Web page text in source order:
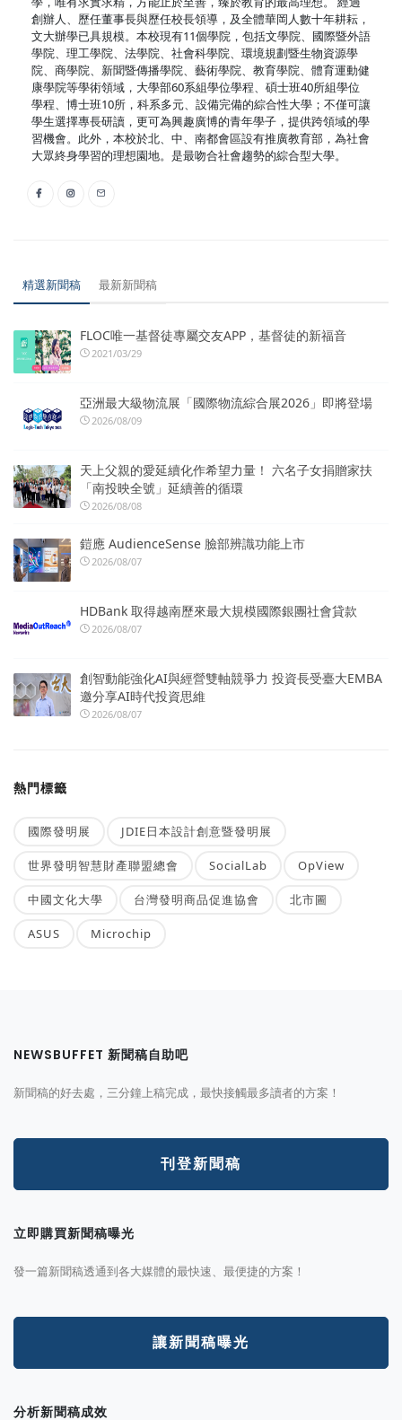
創辦人、歷任董事長與歷任校長領導，及全體華岡人數十年耕耘，
文大辦學已具規模。本校現有11個學院，包括文學院、國際暨外語
學院、理工學院、法學院、社會科學院、環境規劃暨生物資源學
院、商學院、新聞暨傳播學院、藝術學院、教育學院、體育運動健
康學院等學術領域，大學部60系組學位學程、碩士班40所組學位
學程、博士班10所，科系多元、設備完備的綜合性大學；不僅可讓
學生選擇專長研讀，更可為興趣廣博的青年學子，提供跨領域的學
習機會。此外，本校於北、中、南都會區設有推廣教育部，為社會
大眾終身學習的理想園地。是最吻合社會趨勢的綜合型大學。
精選新聞稿 最新新聞稿
FLOC唯一基督徒專屬交友APP，基督徒的新福音
2021/03/29
亞洲最大級物流展「國際物流綜合展2026」即將登場
2026/08/09
天上父親的愛延續化作希望力量！ 六名子女捐贈家扶
「南投映全號」延續善的循環
2026/08/08
鎧應 AudienceSense 臉部辨識功能上市
2026/08/07
HDBank 取得越南歷來最大規模國際銀團社會貸款
2026/08/07
創智動能強化AI與經營雙軸競爭力 投資長受臺大EMBA
邀分享AI時代投資思維
2026/08/07
熱門標籤
國際發明展 JDIE日本設計創意暨發明展
世界發明智慧財產聯盟總會 SocialLab OpView
中國文化大學 台灣發明商品促進協會 北市圖
ASUS Microchip
NEWSBUFFET 新聞稿自助吧
新聞稿的好去處，三分鐘上稿完成，最快接觸最多讀者的方案！
刊登新聞稿
立即購買新聞稿曝光
發一篇新聞稿透通到各大媒體的最快速、最便捷的方案！
讓新聞稿曝光
分析新聞稿成效